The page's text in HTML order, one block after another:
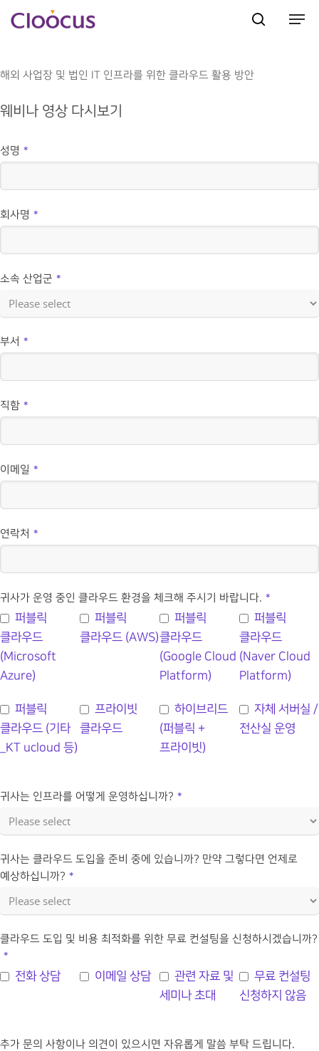
해외 사업장 및 법인 IT 인프라를 위한 클라우드 활용 방안
웨비나 영상 다시보기
성명 *
회사명 *
소속 산업군 *
부서 *
직함 *
이메일 *
연락처 *
귀사가 운영 중인 클라우드 환경을 체크해 주시기 바랍니다. *
퍼블릭
클라우드
(Microsoft
Azure)
퍼블릭
클라우드 (AWS)
퍼블릭
클라우드
(Google Cloud
Platform)
퍼블릭
클라우드
(Naver Cloud
Platform)
퍼블릭
클라우드 (기타
_KT ucloud 등)
프라이빗
클라우드
하이브리드
(퍼블릭 +
프라이빗)
자체 서버실 /
전산실 운영
귀사는 인프라를 어떻게 운영하십니까? *
귀사는 클라우드 도입을 준비 중에 있습니까? 만약 그렇다면 언제로
예상하십니까? *
클라우드 도입 및 비용 최적화를 위한 무료 컨설팅을 신청하시겠습니까?
*
전화 상담 이메일 상담
관련 자료 및
세미나 초대
무료 컨설팅
신청하지 않음
추가 문의 사항이나 의견이 있으시면 자유롭게 말씀 부탁 드립니다.